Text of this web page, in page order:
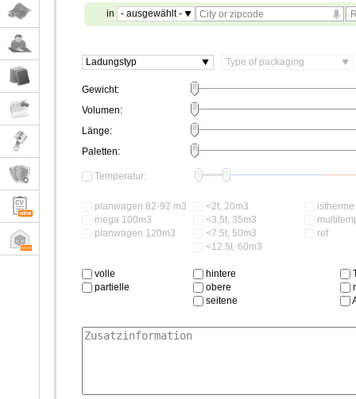
in - ausgewählt -
Ladungstyp Type of packaging
Gewicht:
Volumen:
Länge:
Paletten:
Temperatur:
planwagen 82-92 m3
mega 100m3
planwagen 120m3
<2t, 20m3
<3.5t, 35m3
<7.5t, 50m3
<12.5t, 60m3
istherme
ref
volle
partielle
hintere
obere
seitene